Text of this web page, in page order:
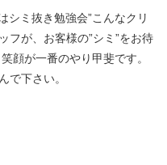
シミ抜き勉強会”こんなクリ
フが、お客様の”シミ”をお待
顔が一番のやり甲斐です。
で下さい。